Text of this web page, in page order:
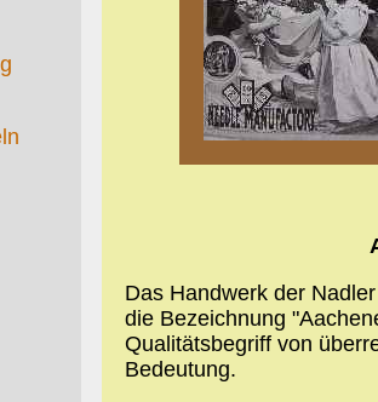
Das Handwerk der
die Bezeichnung
Qualitätsbegriff von
Bedeutung.